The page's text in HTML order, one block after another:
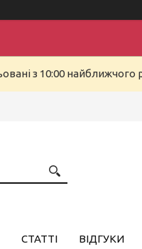
з 10:00 найближчого
СТАТТІ ВІДГУКИ